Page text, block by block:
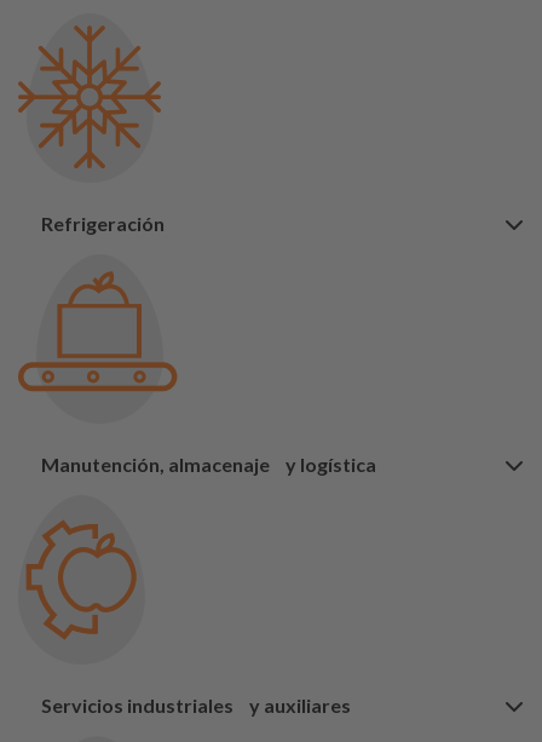
Refrigeración
Manutención, almacenaje y logística
Servicios industriales y auxiliares